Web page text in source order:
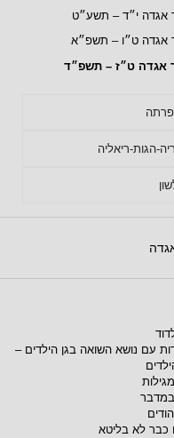
אגדה י״ד – תשע״ט
אגדה ט״ו – תשפ״א
אגדה ט״ז – תשפ״ד
הגות-ריאליה
עם נושא השואה בגן הילדים –
כבר לא בליטא